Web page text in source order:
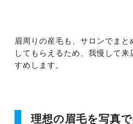
眉周りの産毛も、サロンでまと
してもらえるため、我慢して来
すめします。
理想の眉毛を写真